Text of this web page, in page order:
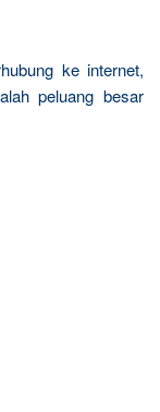
ke internet,
peluang besar